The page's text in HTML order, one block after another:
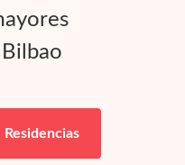
Bilbao
Residencias